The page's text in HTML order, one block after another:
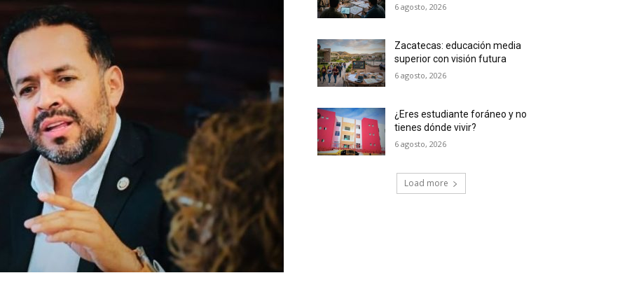
6 agosto, 2026
Zacatecas: educación media
superior con visión futura
6 agosto, 2026
¿Eres estudiante foráneo y no
tienes dónde vivir?
6 agosto, 2026
Load more